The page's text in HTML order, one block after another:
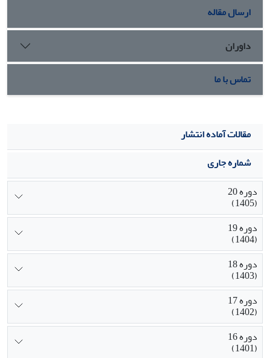
ارسال مقاله
داوران
تماس با ما
مقالات آماده انتشار
شماره جاری
دوره 20
(1405)
دوره 19
(1404)
دوره 18
(1403)
دوره 17
(1402)
دوره 16
(1401)